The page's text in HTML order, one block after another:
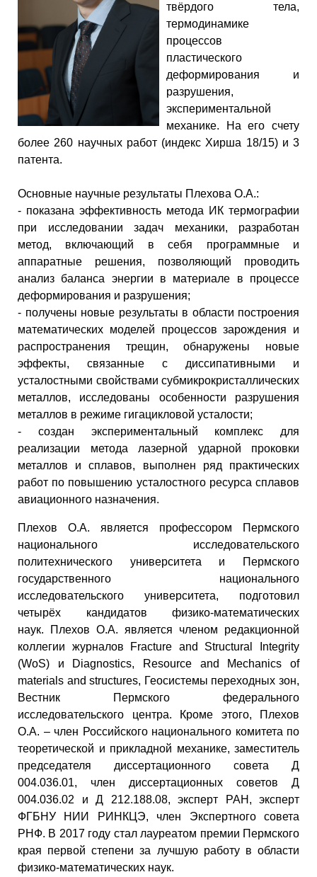
твёрдого тела,
термодинамике
процессов
пластического
деформирования и
разрушения,
экспериментальной
механике. На его счету
более 260 научных работ (индекс Хирша 18/15) и 3
патента.
Основные научные результаты Плехова О.А.:
- показана эффективность метода ИК термографии
при исследовании задач механики, разработан
метод, включающий в себя программные и
аппаратные решения, позволяющий проводить
анализ баланса энергии в материале в процессе
деформирования и разрушения;
- получены новые результаты в области построения
математических моделей процессов зарождения и
распространения трещин, обнаружены новые
эффекты, связанные с диссипативными и
усталостными свойствами субмикрокристаллических
металлов, исследованы особенности разрушения
металлов в режиме гигацикловой усталости;
- создан экспериментальный комплекс для
реализации метода лазерной ударной проковки
металлов и сплавов, выполнен ряд практических
работ по повышению усталостного ресурса сплавов
авиационного назначения.
Плехов О.А. является профессором Пермского
национального исследовательского
политехнического университета и Пермского
государственного национального
исследовательского университета, подготовил
четырёх кандидатов физико-математических
наук. Плехов О.А. является членом редакционной
коллегии журналов Fracture and Structural Integrity
(WoS) и Diagnostics, Resource and Mechanics of
materials and structures, Геосистемы переходных зон,
Вестник Пермского федерального
исследовательского центра. Кроме этого, Плехов
О.А. – член Российского национального комитета по
теоретической и прикладной механике, заместитель
председателя диссертационного совета Д
004.036.01, член диссертационных советов Д
004.036.02 и Д 212.188.08, эксперт РАН, эксперт
ФГБНУ НИИ РИНКЦЭ, член Экспертного совета
РНФ. В 2017 году стал лауреатом премии Пермского
края первой степени за лучшую работу в области
физико-математических наук.